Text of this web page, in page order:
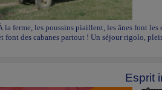
la ferme, les poussins piaillent, les ânes font
font des cabanes partout ! Un séjour rigolo,
Esprit